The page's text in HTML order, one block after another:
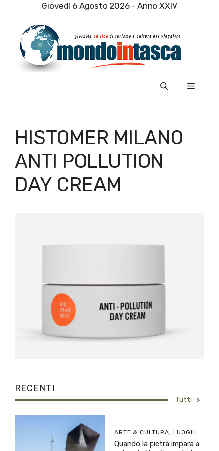
contenuto
Giovedì 6 Agosto 2026 - Anno XXIV
Menu
HISTOMER MILANO
ANTI POLLUTION
DAY CREAM
RECENTI
Tutti
ARTE & CULTURA, LUOGHI
Quando la pietra impara a